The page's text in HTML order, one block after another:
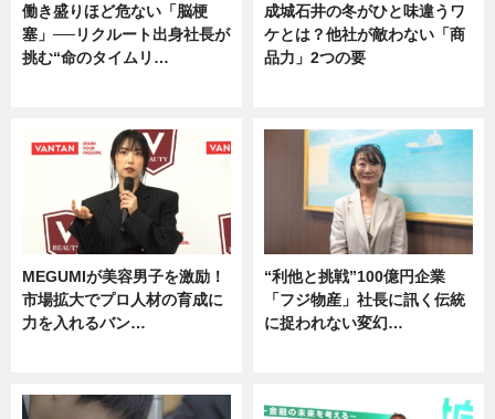
働き盛りほど危ない「脳梗
塞」──リクルート出身社長が
挑む“命のタイムリ…
成城石井の冬がひと味違うワ
ケとは？他社が敵わない「商
品力」2つの要
MEGUMIが美容男子を激励！
市場拡大でプロ人材の育成に
力を入れるバン…
“利他と挑戦”100億円企業
「フジ物産」社長に訊く伝統
に捉われない変幻…